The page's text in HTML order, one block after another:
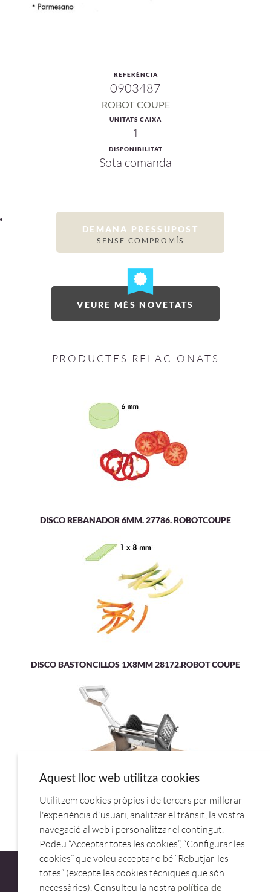
REFERÈNCIA
0903487
ROBOT COUPE
UNITATS CAIXA
1
DISPONIBILITAT
Sota comanda
DEMANA PRESSUPOST
SENSE COMPROMÍS
VEURE MÉS NOVETATS
PRODUCTES RELACIONATS
DISCO REBANADOR 6MM. 27786. ROBOTCOUPE
DISCO BASTONCILLOS 1X8MM 28172.ROBOT COUPE
MAQUINA CORTA PATATAS y GAJOS 60513.LACOR
Aquest lloc web utilitza cookies
Utilitzem cookies pròpies i de tercers per millorar
l'experiència d'usuari, analitzar el trànsit, la vostra
navegació al web i personalitzar el contingut.
Podeu “Acceptar totes les cookies”, “Configurar les
cookies” que voleu acceptar o bé “Rebutjar-les
totes” (excepte les cookies tècniques que són
necessàries). Consulteu la nostra política de